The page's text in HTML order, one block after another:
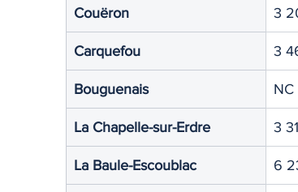
Couëron 3
Carquefou 3
Bouguenais NC
La Chapelle-sur-Erdre 3
La Baule-Escoublac 6